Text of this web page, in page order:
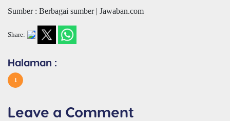
Sumber : Berbagai sumber | Jawaban.com
Share:
Halaman :
1
Leave a Comment